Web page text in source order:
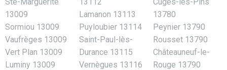
13009
Sormiou 13009
Vaufrèges 13009
Vert Plan 13009
Luminy 13009
Lamanon 13113
Puyloubier 13114
Saint-Paul-lès-
Durance 13115
Vernègues 13116
13780
Peynier 13790
Rousset 13790
Châteauneuf-le-
Rouge 13790